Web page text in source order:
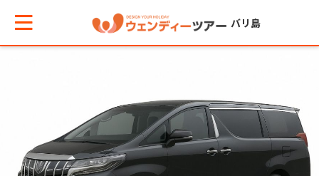
バリ島
マから現地ツアーを探す
アからお役立ち情報を探す 観光ツアー
離島ツアー
エステ＆スパ予約
体験/アクティビティ
クルーズ
動物
バリ島発インドネシ
バリ島発インドネシ
世界遺産